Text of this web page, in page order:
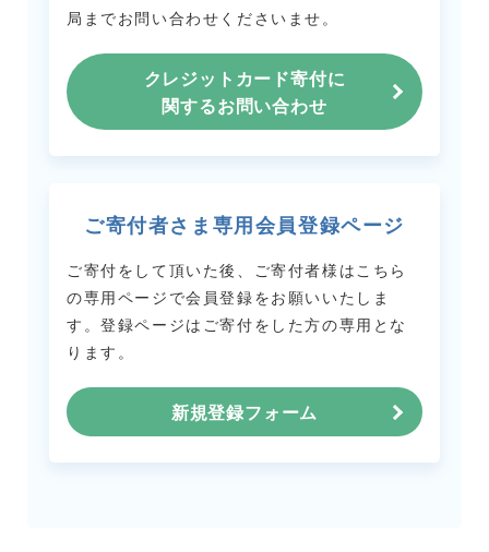
局までお問い合わせくださいませ。
クレジットカード寄付に
関するお問い合わせ
ご寄付者さま専用会員登録ページ
ご寄付をして頂いた後、ご寄付者様はこちら
の専用ページで会員登録をお願いいたしま
す。登録ページはご寄付をした方の専用とな
ります。
新規登録フォーム